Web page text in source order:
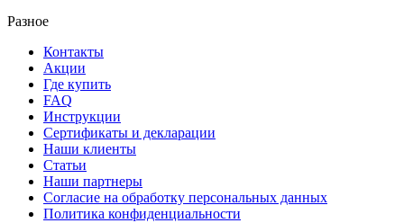
Разное
Контакты
Акции
Где купить
FAQ
Инструкции
Сертификаты и декларации
Наши клиенты
Статьи
Наши партнеры
Согласие на обработку персональных данных
Политика конфиденциальности